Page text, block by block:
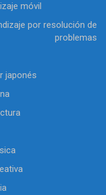
móvil
por resolución de
problemas
japonés